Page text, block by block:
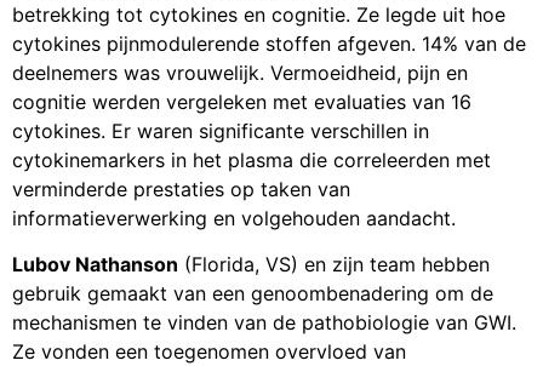
betrekking tot cytokines en cognitie. Ze legde uit hoe
cytokines pijnmodulerende stoffen afgeven. 14% van de
deelnemers was vrouwelijk. Vermoeidheid, pijn en
cognitie werden vergeleken met evaluaties van 16
cytokines. Er waren significante verschillen in
cytokinemarkers in het plasma die correleerden met
verminderde prestaties op taken van
informatieverwerking en volgehouden aandacht.
Lubov Nathanson (Florida, VS) en zijn team hebben
gebruik gemaakt van een genoombenadering om de
mechanismen te vinden van de pathobiologie van GWI.
Ze vonden een toegenomen overvloed van